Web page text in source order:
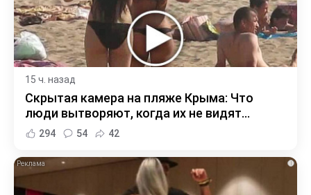
15 ч. назад
Скрытая камера на пляже Крыма: Что
люди вытворяют, когда их не видят...
294 54 42
i